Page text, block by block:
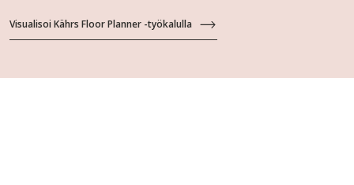
Visualisoi Kährs Floor Planner -työkalulla